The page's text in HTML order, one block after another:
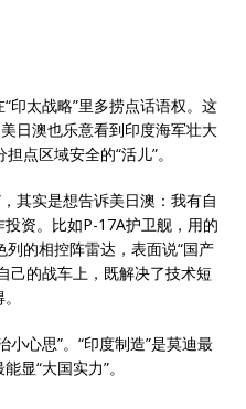
印太战略”里多捞点话语权。这
日澳也乐意看到印度海军壮大
点区域安全的“活儿”。
其实是想告诉美日澳：我有自
资。比如P-17A护卫舰，用的
的相控阵雷达，表面说“国产
己的战车上，既解决了技术短
心思”。“印度制造”是莫迪最
显“大国实力”。